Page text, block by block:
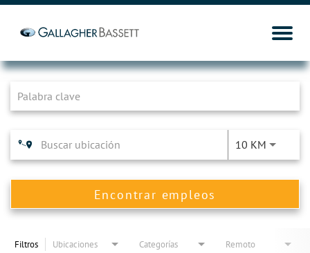
Job Search Page
10 KM
Encontrar empleos
Filtros Ubicaciones Categorías Remoto